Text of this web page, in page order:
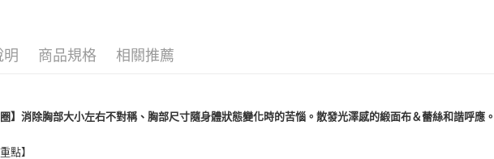
離島宅配
明 商品規格 相關推薦
】消除胸部大小左右不對稱、胸部尺寸隨身體狀態變化時的苦惱。散發光澤感的緞面布＆蕾絲和諧呼應。
點】